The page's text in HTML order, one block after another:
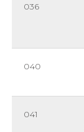
036
040
041